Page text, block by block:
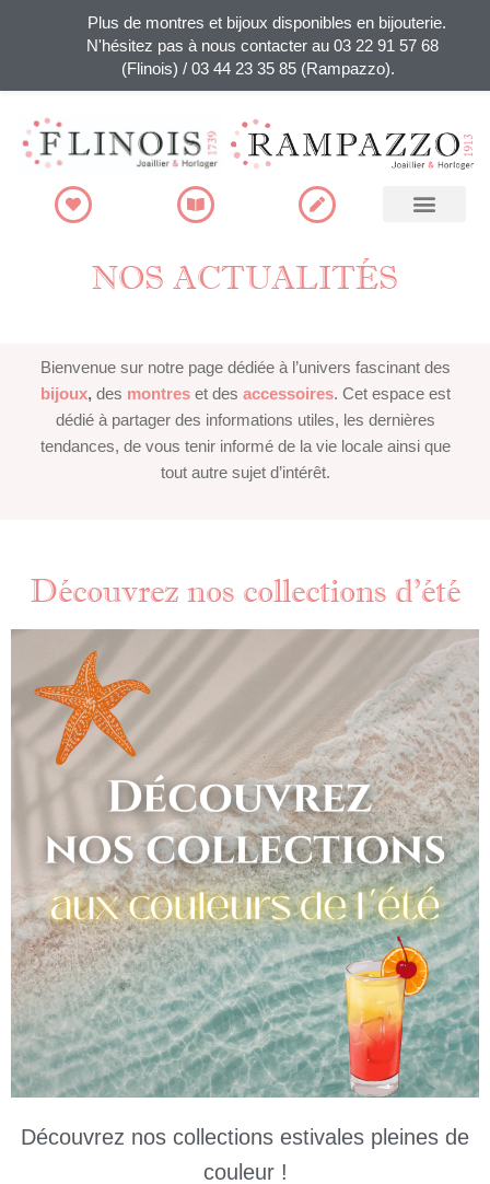
NOS ACTUALITÉS
Bienvenue sur notre page dédiée à l’univers fascinant des
bijoux, des montreset des accessoires. Cet espace est
dédié à partager des informations utiles, les dernières
tendances, de vous tenir informé de la vie locale ainsi que
tout autre sujet d’intérêt.
Découvrez nos collections d'été
Découvrez nos collections estivales pleines de
couleur !
Plus de montres et bijoux disponibles en bijouterie.
N'hésitez pas à nous contacter au 03 22 91 57 68
(Flinois) / 03 44 23 35 85 (Rampazzo).